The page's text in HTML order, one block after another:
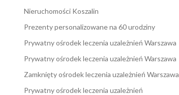
Nieruchomości Koszalin
Prezenty personalizowane na 60 urodziny
Prywatny ośrodek leczenia uzależnień Warszawa
Prywatny ośrodek leczenia uzależnień Warszawa
Zamknięty ośrodek leczenia uzależnień Warszawa
Prywatny ośrodek leczenia uzależnień